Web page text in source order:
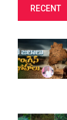
RECENT